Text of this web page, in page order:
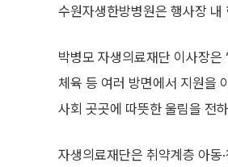
수원자생한방병원은 행사장
박병모 자생의료재단 이사장은
체육 등 여러 방면에서 지원을
사회 곳곳에 따뜻한 울림을 전
자생의료재단은 취약계층 아동